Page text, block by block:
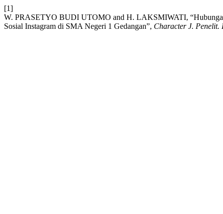
[1]
W. PRASETYO BUDI UTOMO and H. LAKSMIWATI,
Sosial Instagram di SMA Negeri 1 Gedangan”, Character J. Penelit.